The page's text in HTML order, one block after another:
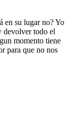
en su lugar no? Yo
devolver todo el
momento tiene
para que no nos